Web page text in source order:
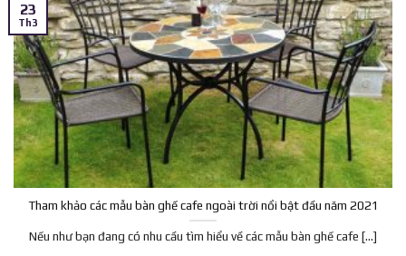
Tham khảo các mẫu bàn ghế cafe ngoài trời nổi bật đầu năm 2021
Nếu như bạn đang có nhu cầu tìm hiểu về các mẫu bàn ghế cafe [...]
23
Th3